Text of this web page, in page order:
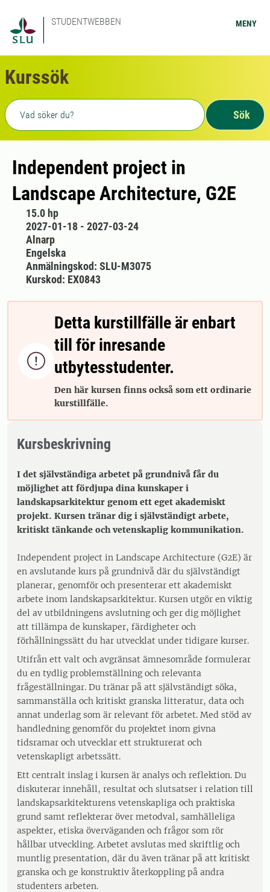
STUDENTWEBBEN MENY
Kurssök
Fritext sökning
Sök
Independent project in
Landscape Architecture, G2E
15.0 hp
2027-01-18 - 2027-03-24
Alnarp
Engelska
Anmälningskod: SLU-M3075
Kurskod: EX0843

Detta kurstillfälle är enbart
till för inresande
utbytesstudenter.
Den här kursen finns också som ett ordinarie
kurstillfälle.
Kursbeskrivning
I det självständiga arbetet på grundnivå får du
möjlighet att fördjupa dina kunskaper i
landskapsarkitektur genom ett eget akademiskt
projekt. Kursen tränar dig i självständigt arbete,
kritiskt tänkande och vetenskaplig kommunikation.
Independent project in Landscape Architecture (G2E) är
en avslutande kurs på grundnivå där du självständigt
planerar, genomför och presenterar ett akademiskt
arbete inom landskapsarkitektur. Kursen utgör en viktig
del av utbildningens avslutning och ger dig möjlighet
att tillämpa de kunskaper, färdigheter och
förhållningssätt du har utvecklat under tidigare kurser.
Utifrån ett valt och avgränsat ämnesområde formulerar
du en tydlig problemställning och relevanta
frågeställningar. Du tränar på att självständigt söka,
sammanställa och kritiskt granska litteratur, data och
annat underlag som är relevant för arbetet. Med stöd av
handledning genomför du projektet inom givna
tidsramar och utvecklar ett strukturerat och
vetenskapligt arbetssätt.
Ett centralt inslag i kursen är analys och reflektion. Du
diskuterar innehåll, resultat och slutsatser i relation till
landskapsarkitekturens vetenskapliga och praktiska
grund samt reflekterar över metodval, samhälleliga
aspekter, etiska överväganden och frågor som rör
hållbar utveckling. Arbetet avslutas med skriftlig och
muntlig presentation, där du även tränar på att kritiskt
granska och ge konstruktiv återkoppling på andra
studenters arbeten.